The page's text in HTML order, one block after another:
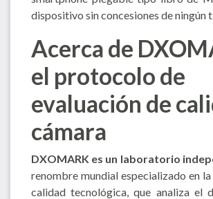
dispositivo sin concesiones de ningún
Acerca de
el protocolo de
evaluación de
cámara
DXOMARK es un laboratorio
renombre mundial especializado en
calidad tecnológica, que analiza el